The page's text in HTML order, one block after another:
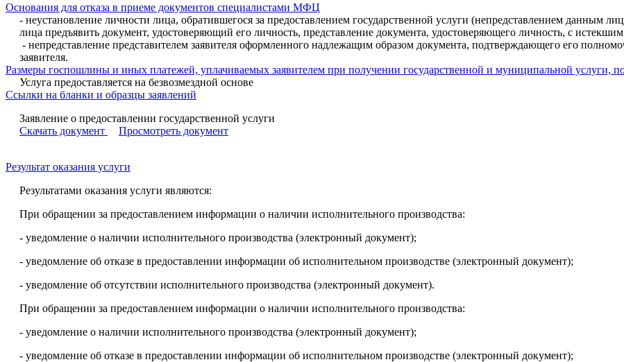
Основания для отказа в приеме документов специалистами МФЦ
- неустановление личности лица, обратившегося за предоставлением государственной услуги (непредставлением данным
лица предъявить документ, удостоверяющий его личность, представление документа, удостоверяющего личность, с
- непредставление представителем заявителя оформленного надлежащим образом документа, подтверждающего его
заявителя.
Размеры госпошлины и иных платежей, уплачиваемых заявителем при получении государственной и муниципальной услуги,
Услуга предоставляется на безвозмездной основе
Ссылки на бланки и образцы заявлений
Заявление о предоставлении государственной услуги
Скачать документ
Просмотреть документ
Результат оказания услуги
Результатами оказания услуги являются:
При обращении за предоставлением информации о наличии исполнительного производства:
- уведомление о наличии исполнительного производства (электронный документ);
- уведомление об отказе в предоставлении информации об исполнительном производстве (электронный документ);
- уведомление об отсутствии исполнительного производства (электронный документ).
При обращении за предоставлением информации о наличии исполнительного производства:
- уведомление о наличии исполнительного производства (электронный документ);
- уведомление об отказе в предоставлении информации об исполнительном производстве (электронный документ);